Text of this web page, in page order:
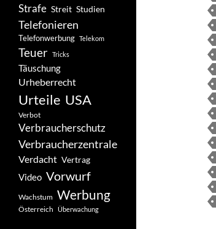
Strafe Streit Studien
Telefonieren
Telefonwerbung Telekom
Teuer Tricks
Täuschung
Urheberrecht
Urteile USA
Verbot
Verbraucherschutz
Verbraucherzentrale
Verdacht Vertrag
Video Vorwurf
Wachstum Werbung
Österreich Überwachung